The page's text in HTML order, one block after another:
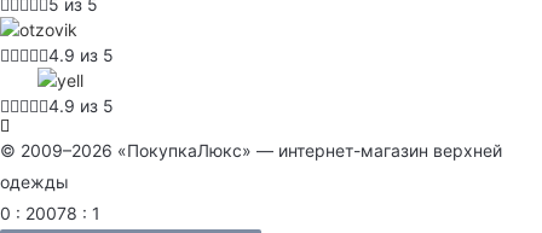
5 из 5
4.9 из 5
4.9 из 5
© 2009–2026 «ПокупкаЛюкс» — интернет-магазин верхней
одежды
0 : 20078 : 1